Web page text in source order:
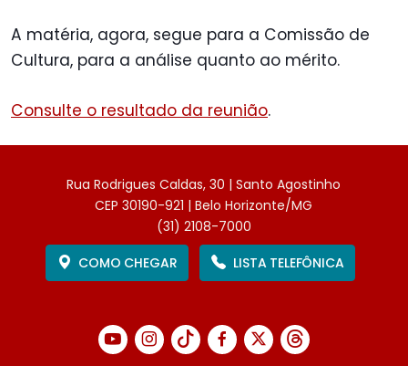
A matéria, agora, segue para a Comissão de
Cultura, para a análise quanto ao mérito.
Consulte o resultado da reunião.
Rua Rodrigues Caldas, 30 | Santo Agostinho
CEP 30190-921 | Belo Horizonte/MG
(31) 2108-7000
COMO CHEGAR
LISTA TELEFÔNICA